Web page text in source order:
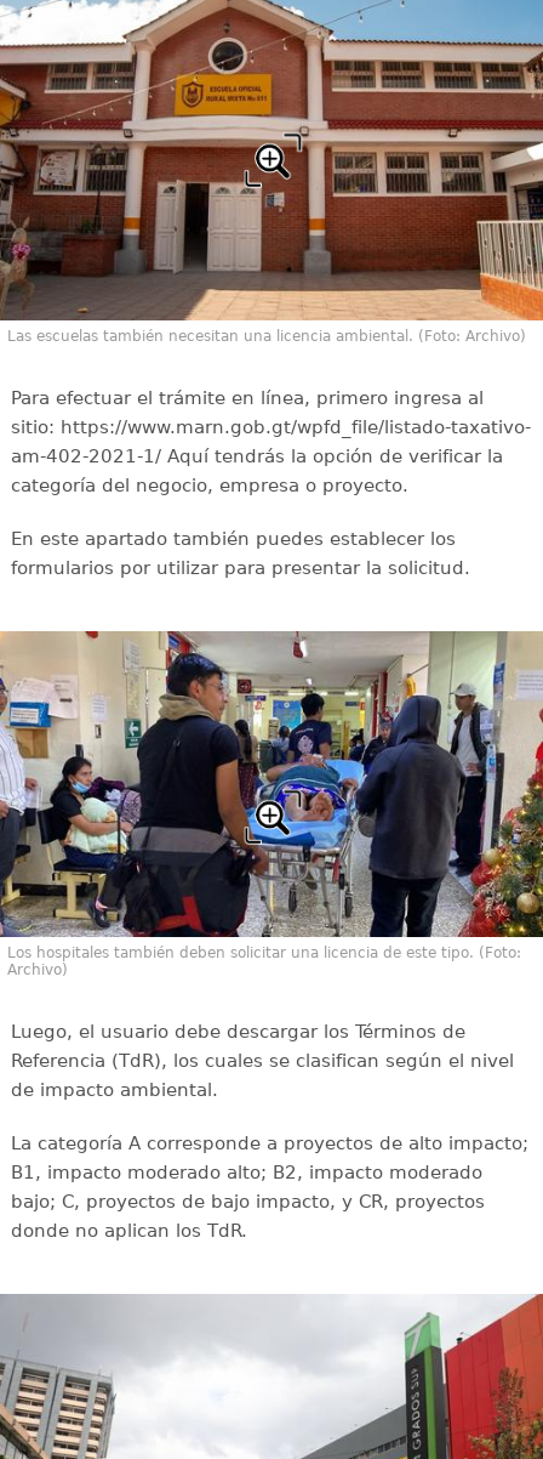
Las escuelas también necesitan una licencia ambiental. (Foto: Archivo)
Para efectuar el trámite en línea, primero ingresa al
sitio: https://www.marn.gob.gt/wpfd_file/listado-taxativo-
am-402-2021-1/ Aquí tendrás la opción de verificar la
categoría del negocio, empresa o proyecto.
En este apartado también puedes establecer los
formularios por utilizar para presentar la solicitud.
Los hospitales también deben solicitar una licencia de este tipo. (Foto:
Archivo)
Luego, el usuario debe descargar los Términos de
Referencia (TdR), los cuales se clasifican según el nivel
de impacto ambiental.
La categoría A corresponde a proyectos de alto impacto;
B1, impacto moderado alto; B2, impacto moderado
bajo; C, proyectos de bajo impacto, y CR, proyectos
donde no aplican los TdR.